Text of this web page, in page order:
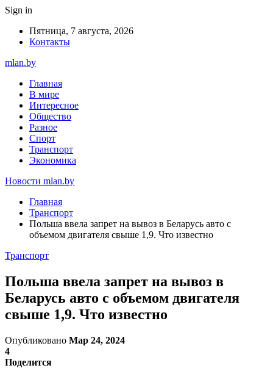
Sign in
Пятница, 7 августа, 2026
Контакты
mlan.by
Главная
В мире
Интересное
Общество
Разное
Спорт
Транспорт
Экономика
Новости mlan.by
Главная
Транспорт
Польша ввела запрет на вывоз в Беларусь авто с
объемом двигателя свыше 1,9. Что известно
Транспорт
Польша ввела запрет на вывоз в
Беларусь авто с объемом двигателя
свыше 1,9. Что известно
Опубликовано Мар 24, 2024
4
Поделится